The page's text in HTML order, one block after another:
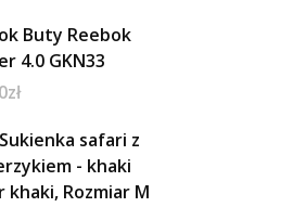
Buty Reebok
4.0 GKN33
zł
safari z
- khaki
khaki, Rozmiar M